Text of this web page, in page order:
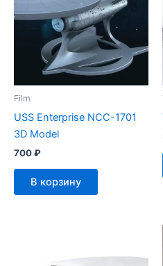
Film
USS Enterprise NCC-1701
3D Model
700₽
В корзину